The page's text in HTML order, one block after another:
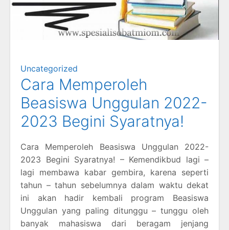
Uncategorized
Cara Memperoleh
Beasiswa Unggulan 2022-
2023 Begini Syaratnya!
Cara Memperoleh Beasiswa Unggulan 2022-
2023 Begini Syaratnya! – Kemendikbud lagi –
lagi membawa kabar gembira, karena seperti
tahun – tahun sebelumnya dalam waktu dekat
ini akan hadir kembali program Beasiswa
Unggulan yang paling ditunggu – tunggu oleh
banyak mahasiswa dari beragam jenjang